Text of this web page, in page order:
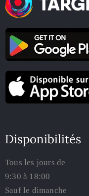
Disponibilités
Tous les jours de
9:30 à 18:00
Sauf le dimanche